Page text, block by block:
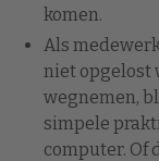
komen.
Als
niet opgelost
wegnemen,
simpele
computer. Of